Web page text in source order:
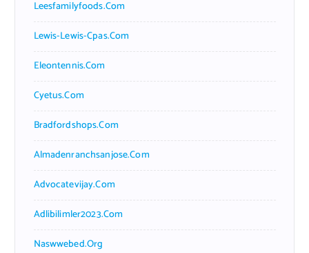
Leesfamilyfoods.com
Lewis-Lewis-Cpas.com
Eleontennis.com
Cyetus.com
Bradfordshops.com
Almadenranchsanjose.com
Advocatevijay.com
Adlibilimler2023.com
Naswwebed.org